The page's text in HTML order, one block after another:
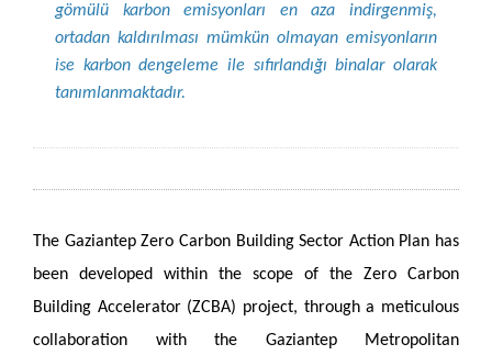
gömülü karbon emisyonları en aza indirgenmiş,
ortadan kaldırılması mümkün olmayan emisyonların
ise karbon dengeleme ile sıfırlandığı binalar olarak
tanımlanmaktadır.
The Gaziantep Zero Carbon Building Sector Action Plan has
been developed within the scope of the Zero Carbon
Building Accelerator (ZCBA) project, through a meticulous
collaboration with the Gaziantep Metropolitan